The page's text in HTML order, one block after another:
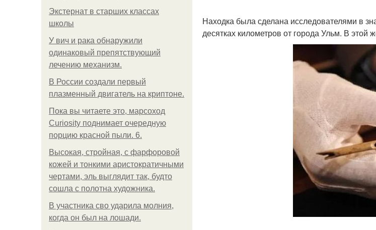
Экстернат в старших классах
школы
У вич и рака обнаружили
одинаковый препятствующий
лечению механизм.
В России создали первый
плазменный двигатель на криптоне.
Пока вы читаете это, марсоход
Curiosity поднимает очередную
порцию красной пыли. 6.
Высокая, стройная, с фарфоровой
кожей и тонкими аристократичными
чертами, эль выглядит так, будто
сошла с полотна художника.
В участника сво ударила молния,
когда он был на лошади.
Находка была сделана исследователями в
десятках километров от города Ульм. В